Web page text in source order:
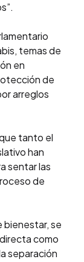
temas de
en
de
arreglos
tanto el
han
sentar las
de
bienestar, se
como
separación